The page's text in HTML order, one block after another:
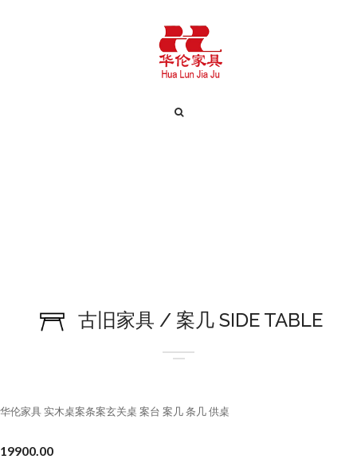
古旧家具 / 案几 SIDE TABLE
华伦家具 实木桌案条案玄关桌 案台 案几 条几 供桌
19900.00